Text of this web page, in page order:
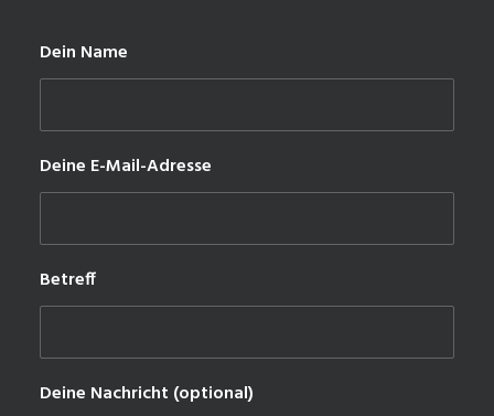
Dein Name
Deine E-Mail-Adresse
Betreff
Deine Nachricht (optional)